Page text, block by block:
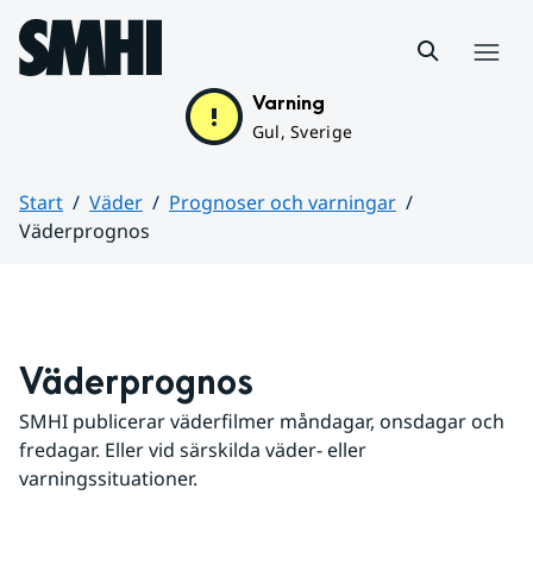
Hoppa till sidans innehåll
Varning
Gul, Sverige
Start Väder
Prognoser och varningar
Väderprognos
Väderprognos
SMHI publicerar väderfilmer måndagar, onsdagar och
fredagar. Eller vid särskilda väder- eller
varningssituationer.